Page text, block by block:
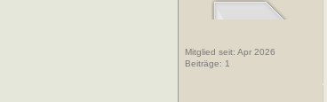
Mitglied seit: Apr 2026
Beiträge: 1